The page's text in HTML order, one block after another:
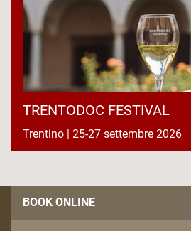
TRENTODOC FESTIVAL
Trentino | 25-27 settembre 2026
BOOK ONLINE